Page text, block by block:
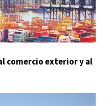
comercio exterior y al